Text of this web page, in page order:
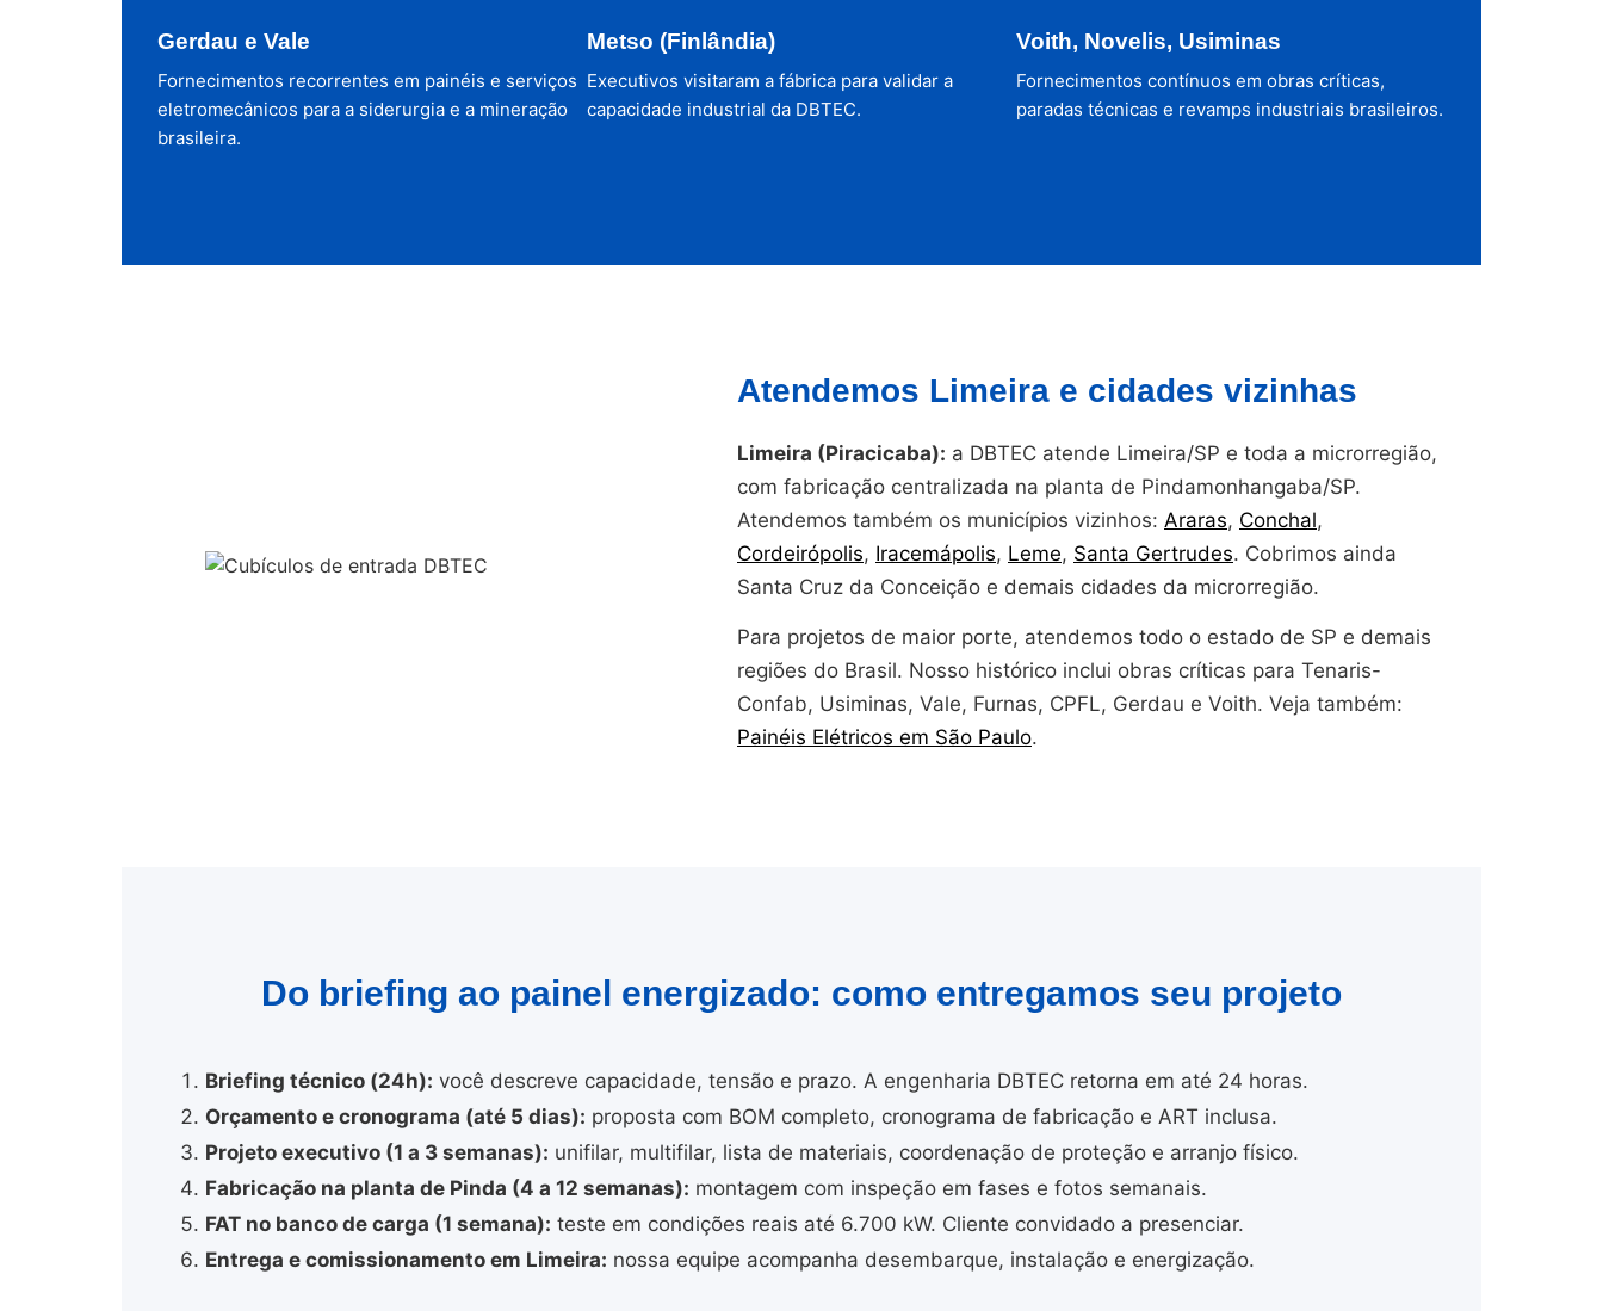
Gerdau e Vale
Fornecimentos recorrentes em painéis e serviços
eletromecânicos para a siderurgia e a mineração
brasileira.
Metso (Finlândia)
Executivos visitaram a fábrica para validar a
capacidade industrial da DBTEC.
Voith, Novelis, Usiminas
Fornecimentos contínuos em obras críticas,
paradas técnicas e revamps industriais brasileiros.
Atendemos Limeira e cidades vizinhas
Limeira (Piracicaba): a DBTEC atende Limeira/SP e toda a microrregião,
com fabricação centralizada na planta de Pindamonhangaba/SP.
Atendemos também os municípios vizinhos: Araras, Conchal,
Cordeirópolis, Iracemápolis, Leme, Santa Gertrudes. Cobrimos ainda
Santa Cruz da Conceição e demais cidades da microrregião.
Para projetos de maior porte, atendemos todo o estado de SP e demais
regiões do Brasil. Nosso histórico inclui obras críticas para Tenaris-
Confab, Usiminas, Vale, Furnas, CPFL, Gerdau e Voith. Veja também:
Painéis Elétricos em São Paulo.
Do briefing ao painel energizado: como entregamos seu projeto
Briefing técnico (24h): você descreve capacidade, tensão e prazo. A engenharia DBTEC retorna em até 24 horas.
Orçamento e cronograma (até 5 dias): proposta com BOM completo, cronograma de fabricação e ART inclusa.
Projeto executivo (1 a 3 semanas): unifilar, multifilar, lista de materiais, coordenação de proteção e arranjo físico.
Fabricação na planta de Pinda (4 a 12 semanas): montagem com inspeção em fases e fotos semanais.
FAT no banco de carga (1 semana): teste em condições reais até 6.700 kW. Cliente convidado a presenciar.
Entrega e comissionamento em Limeira: nossa equipe acompanha desembarque, instalação e energização.